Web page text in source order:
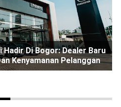
Hadir Di Bogor: Dealer Baru
Kenyamanan Pelanggan